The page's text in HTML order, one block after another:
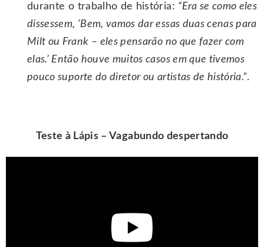
durante o trabalho de história: “Era se como eles
dissessem, ‘Bem, vamos dar essas duas cenas para
Milt ou Frank – eles pensarão no que fazer com
elas.’ Então houve muitos casos em que tivemos
pouco suporte do diretor ou artistas de história.”.
Teste à Lápis – Vagabundo despertando